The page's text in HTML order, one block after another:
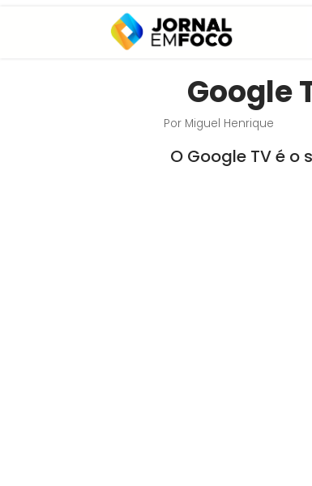
Google
Por Miguel Henrique
O Google TV é